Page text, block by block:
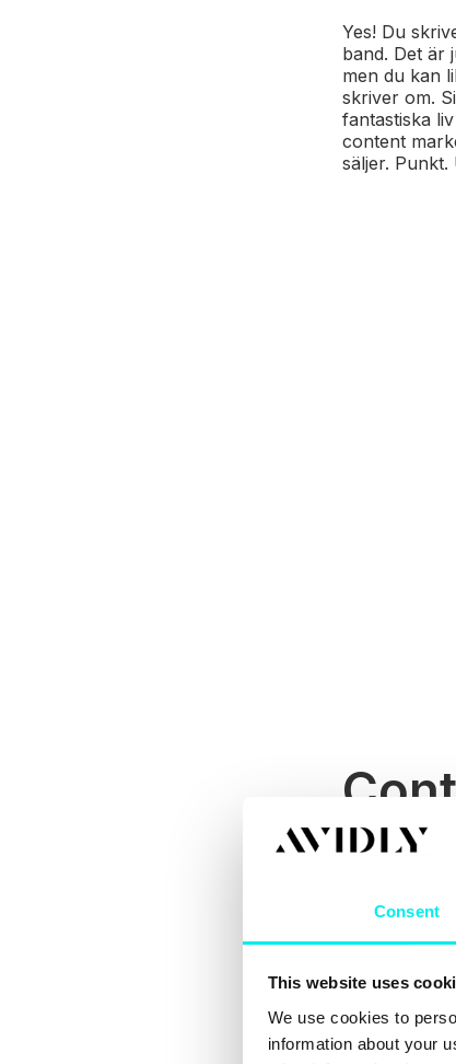
Consent
This website uses
We use cookies to
information about your
Yes! Du
band. Det är
men du kan
skriver om.
fantastiska
content
säljer. Punkt.
Låt oss titta
valuable,
and,
Precis så är